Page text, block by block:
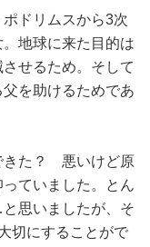
ドリムスから3次
地球に来た目的は
せるため。そして
を助けるためであ
きた？ 悪いけど原
ていました。とん
思いましたが、そ
切にすることがで